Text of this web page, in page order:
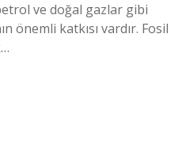
ve doğal gazlar gibi
önemli katkısı vardır. Fosil